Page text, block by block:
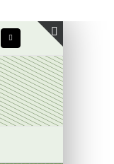
Email
Toggle
area
barra
scorrevole